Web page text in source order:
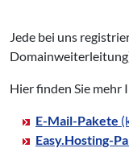
Jede bei uns
Hier finden Sie mehr
E-Mail-Pakete
Easy.Hosting-